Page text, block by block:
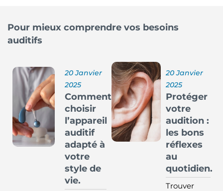
Pour mieux comprendre vos besoins
auditifs
20 Janvier
2025
Comment
choisir
l’appareil
auditif
adapté à
votre
style de
vie.
20 Janvier
2025
Protéger
votre
audition :
les bons
réflexes
au
quotidien.
Trouver